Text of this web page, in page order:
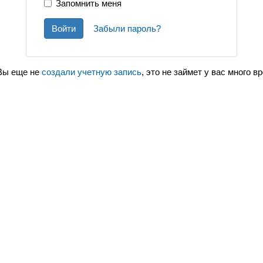
Запомнить меня
Войти Забыли пароль?
еще не создали учетную запись, это не займет у вас много